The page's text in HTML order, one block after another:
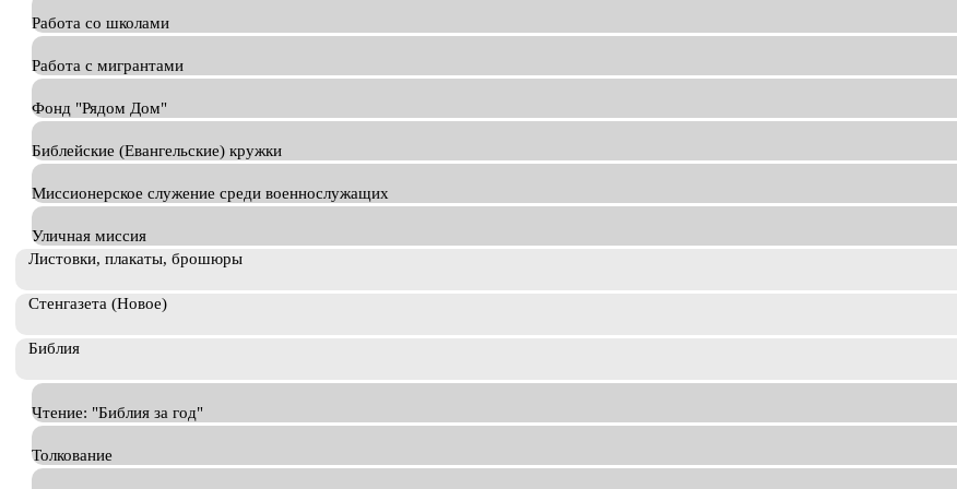
Работа со школами
Работа с мигрантами
Фонд "Рядом Дом"
Библейские (Евангельские) кружки
Миссионерское служение среди военнослужащих
Уличная миссия
Листовки, плакаты, брошюры
Стенгазета (Новое)
Библия
Чтение: "Библия за год"
Толкование